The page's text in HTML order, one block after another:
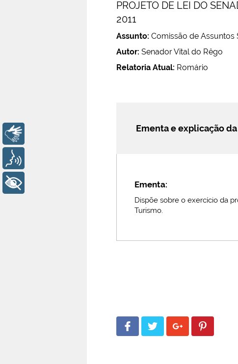
PROJETO DE LEI DO
2011
Assunto: Comissão de Assuntos
Autor: Senador Vital do Rêgo
Relatoria Atual: Romário
Ementa e explicação
Ementa:
Dispõe sobre o exercício da
Turismo.